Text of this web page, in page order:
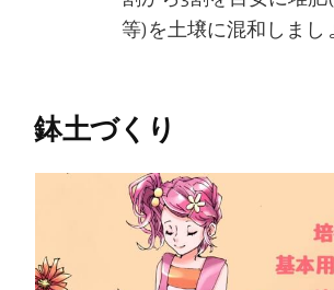
等)を土壌に混和しまし
鉢土づくり